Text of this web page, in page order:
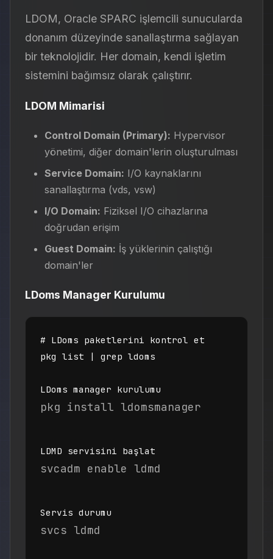
LDOM, Oracle SPARC işlemcili sunucularda
donanım düzeyinde sanallaştırma sağlayan
bir teknolojidir. Her domain, kendi işletim
sistemini bağımsız olarak çalıştırır.
LDOM Mimarisi
Control Domain (Primary): Hypervisor
yönetimi, diğer domain'lerin oluşturulması
Service Domain: I/O kaynaklarını
sanallaştırma (vds, vsw)
I/O Domain: Fiziksel I/O cihazlarına
doğrudan erişim
Guest Domain: İş yüklerinin çalıştığı
domain'ler
LDoms Manager Kurulumu
# LDoms paketlerini kontrol et
pkg list | grep ldoms
LDoms manager kurulumu
pkg install ldomsmanager
LDMD servisini başlat
svcadm enable ldmd
Servis durumu
svcs ldmd